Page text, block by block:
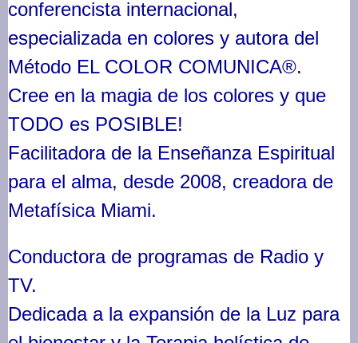
conferencista internacional,
especializada en colores y autora del
Método EL COLOR COMUNICA®.
Cree en la magia de los colores y que
TODO es POSIBLE!
Facilitadora de la Enseñanza Espiritual
para el alma, desde 2008, creadora de
Metafísica Miami.
Conductora de programas de Radio y
TV.
Dedicada a la expansión de la Luz para